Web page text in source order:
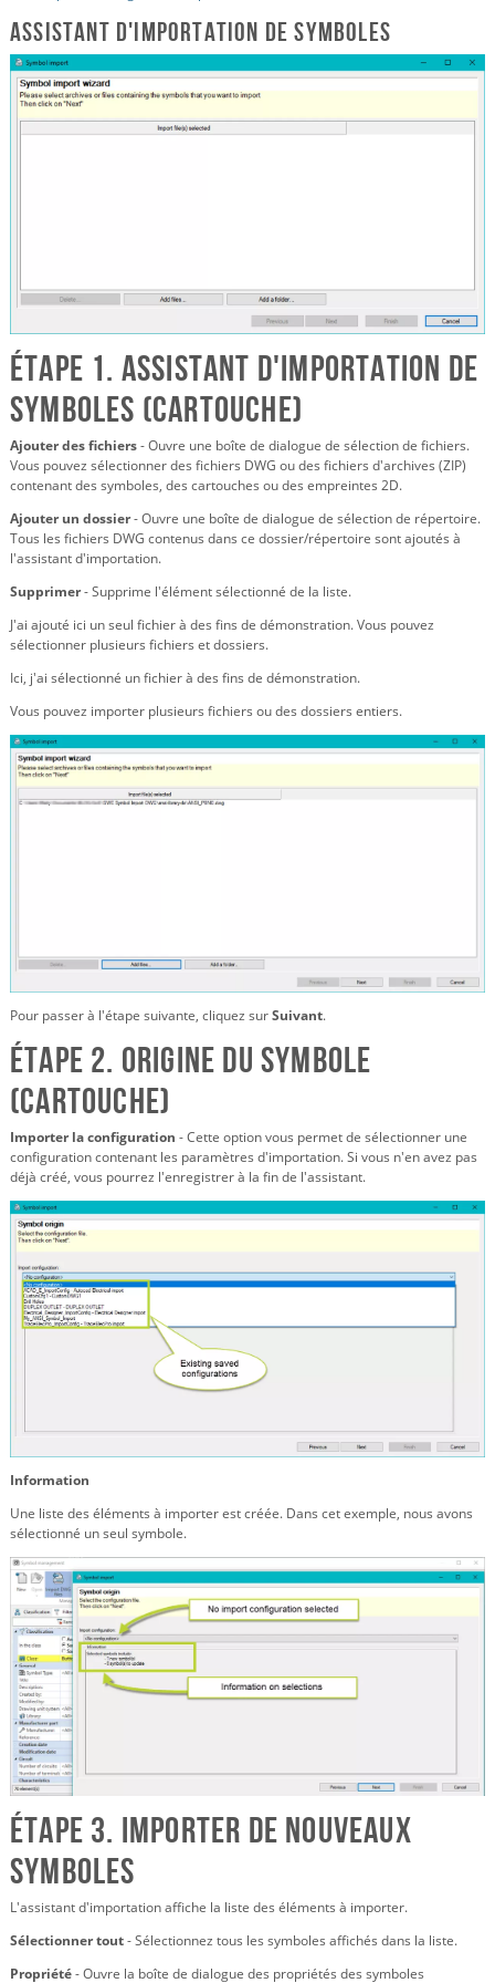
Assistant d'importation de symboles
Étape 1. Assistant d'importation de
symboles (cartouche)
Ajouter des fichiers- Ouvre une boîte de dialogue de sélection de fichiers.
Vous pouvez sélectionner des fichiers DWG ou des fichiers d'archives (ZIP)
contenant des symboles, des cartouches ou des empreintes 2D.
Ajouter un dossier- Ouvre une boîte de dialogue de sélection de répertoire.
Tous les fichiers DWG contenus dans ce dossier/répertoire sont ajoutés à
l'assistant d'importation.
Supprimer- Supprime l'élément sélectionné de la liste.
J'ai ajouté ici un seul fichier à des fins de démonstration. Vous pouvez
sélectionner plusieurs fichiers et dossiers.
Ici, j'ai sélectionné un fichier à des fins de démonstration.
Vous pouvez importer plusieurs fichiers ou des dossiers entiers.
Pour passer à l'étape suivante, cliquez surSuivant.
Étape 2. Origine du symbole
(cartouche)
Importer la configuration - Cette option vous permet de sélectionner une
configuration contenant les paramètres d'importation. Si vous n'en avez pas
déjà créé, vous pourrez l'enregistrer à la fin de l'assistant.
Information
Une liste des éléments à importer est créée. Dans cet exemple, nous avons
sélectionné un seul symbole.
Étape 3. Importer de nouveaux
symboles
L'assistant d'importation affiche la liste des éléments à importer.
Sélectionner tout- Sélectionnez tous les symboles affichés dans la liste.
Propriété- Ouvre la boîte de dialogue des propriétés des symboles